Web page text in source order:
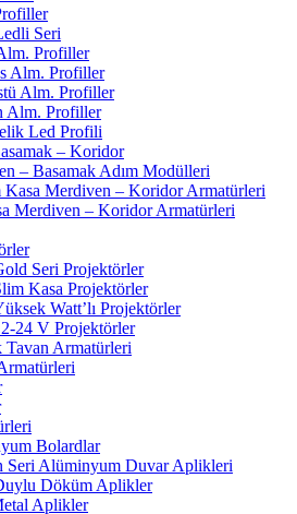
Seri
Profiller
Alm. Profiller
Alm. Profiller
Alm. Profiller
Led Profili
– Koridor
– Basamak Adım Modülleri
Kasa Merdiven – Koridor Armatürleri
Merdiven – Koridor Armatürleri
Seri Projektörler
Kasa Projektörler
Watt’lı Projektörler
24 V Projektörler
Tavan Armatürleri
Bolardlar
Seri Alüminyum Duvar Aplikleri
Döküm Aplikler
Aplikler